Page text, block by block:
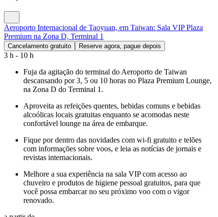
Aeroporto Internacional de Taoyuan, em Taiwan: Sala VIP Plaza
Premium na Zona D, Terminal 1
Cancelamento gratuito Reserve agora, pague depois
3 h - 10 h
Fuja da agitação do terminal do Aeroporto de Taiwan
descansando por 3, 5 ou 10 horas no Plaza Premium Lounge,
na Zona D do Terminal 1.
Aproveita as refeições quentes, bebidas comuns e bebidas
alcoólicas locais gratuitas enquanto se acomodas neste
confortável lounge na área de embarque.
Fique por dentro das novidades com wi-fi gratuito e telões
com informações sobre voos, e leia as notícias de jornais e
revistas internacionais.
Melhore a sua experiência na sala VIP com acesso ao
chuveiro e produtos de higiene pessoal gratuitos, para que
você possa embarcar no seu próximo voo com o vigor
renovado.